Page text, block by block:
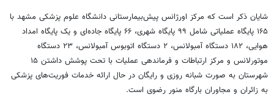
شایان ذکر است که مرکز اورژانس پیش‌بیمارستانی دانشگاه علوم پزشکی مشهد با
۱۶۵ پایگاه عملیاتی شامل ۹۹ پایگاه شهری، ۶۶ پایگاه جاده‌ای و یک پایگاه امداد
هوایی، ۱۸۲ دستگاه آمبولانس، ۲ دستگاه اتوبوس آمبولانس، ۲۳ دستگاه
موتورلانس و مرکز ارتباطات و فرماندهی عملیات با تحت پوشش داشتن ۱۵
شهرستان به صورت شبانه روزی و رایگان در حال ارائه خدمات فوریت‌های پزشکی
به زائران و مجاوران بارگاه منور رضوی است.